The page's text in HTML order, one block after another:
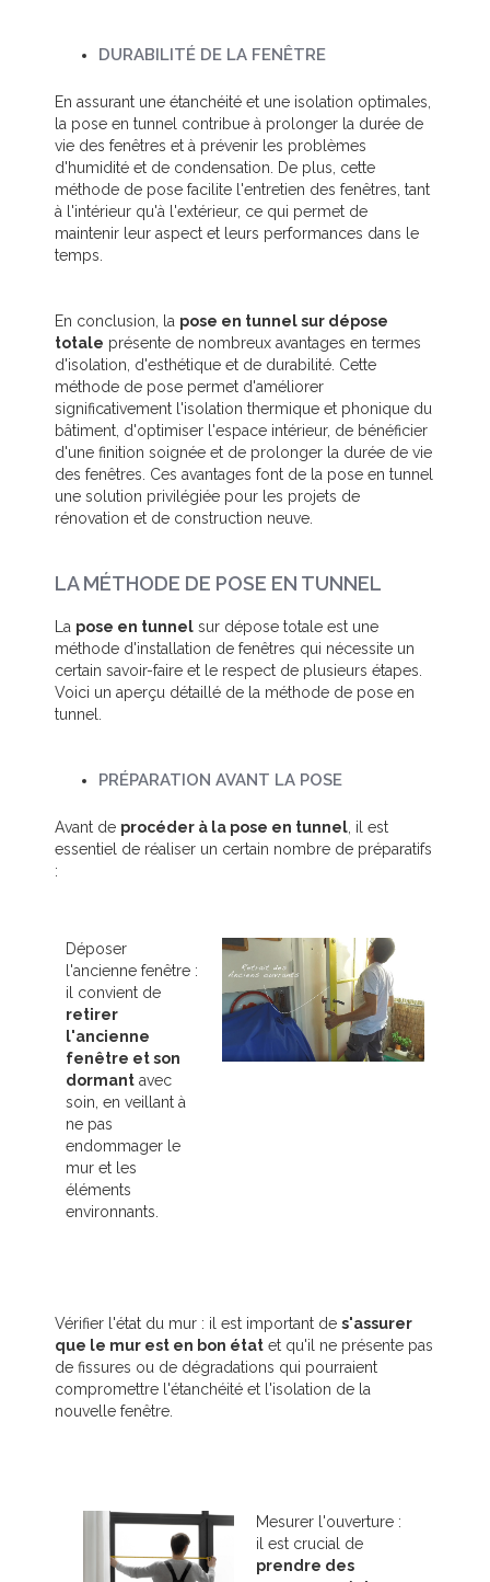
DURABILITÉ DE LA FENÊTRE
En assurant une étanchéité et une isolation optimales,
la pose en tunnel contribue à prolonger la durée de
vie des fenêtres et à prévenir les problèmes
d'humidité et de condensation. De plus, cette
méthode de pose facilite l'entretien des fenêtres, tant
à l'intérieur qu'à l'extérieur, ce qui permet de
maintenir leur aspect et leurs performances dans le
temps.
En conclusion, la pose en tunnel sur dépose
totale présente de nombreux avantages en termes
d'isolation, d'esthétique et de durabilité. Cette
méthode de pose permet d'améliorer
significativement l'isolation thermique et phonique du
bâtiment, d'optimiser l'espace intérieur, de bénéficier
d'une finition soignée et de prolonger la durée de vie
des fenêtres. Ces avantages font de la pose en tunnel
une solution privilégiée pour les projets de
rénovation et de construction neuve.
LA MÉTHODE DE POSE EN TUNNEL
La pose en tunnel sur dépose totale est une
méthode d'installation de fenêtres qui nécessite un
certain savoir-faire et le respect de plusieurs étapes.
Voici un aperçu détaillé de la méthode de pose en
tunnel.
PRÉPARATION AVANT LA POSE
Avant de procéder à la pose en tunnel, il est
essentiel de réaliser un certain nombre de préparatifs
:
Déposer
l'ancienne fenêtre :
il convient de
retirer
l'ancienne
fenêtre et son
dormant avec
soin, en veillant à
ne pas
endommager le
mur et les
éléments
environnants.
Vérifier l'état du mur : il est important de s'assurer
que le mur est en bon état et qu'il ne présente pas
de fissures ou de dégradations qui pourraient
compromettre l'étanchéité et l'isolation de la
nouvelle fenêtre.
Mesurer l'ouverture :
il est crucial de
prendre des